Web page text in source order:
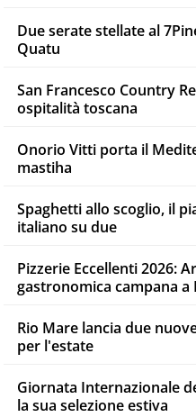
Due serate stellate al
Quatu
San Francesco Country
ospitalità toscana
Onorio Vitti porta il
mastiha
Spaghetti allo scoglio, il
italiano su due
Pizzerie Eccellenti 2026:
gastronomica campana a
Rio Mare lancia due
per l'estate
Giornata Internazionale
la sua selezione estiva